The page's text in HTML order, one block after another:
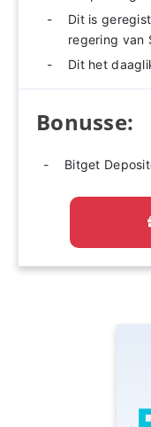
Dit is
regering van
Dit het
Bonusse:
Bitget